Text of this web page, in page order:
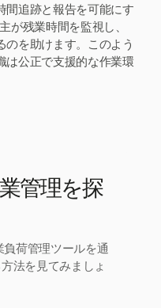
間追跡と報告を可能にす
が残業時間を監視し、
を助けます。このよう
は公正で支援的な作業環
管理を探
荷管理ツールを通
法を見てみましょ